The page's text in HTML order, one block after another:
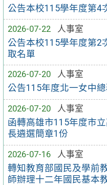
公告本校115學年度第4
2026-07-22
人事室
公告本校115學年度第2
取名單
2026-07-20
人事室
公告115年度北一女中
2026-07-20
人事室
函轉高雄市115年度市
長遴選簡章1份
2026-07-16
人事室
轉知教育部國民及學前
師辦理十二年國民基本